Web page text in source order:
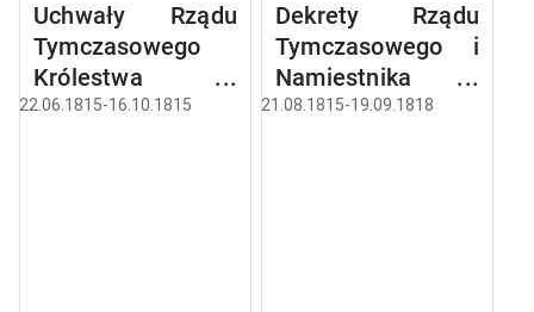
Uchwały Rządu
Tymczasowego
Królestwa
Polskiego.
22.06.1815-16.10.1815
Dekrety Rządu
Tymczasowego i
Namiestnika
Królewskiego.
21.08.1815-19.09.1818